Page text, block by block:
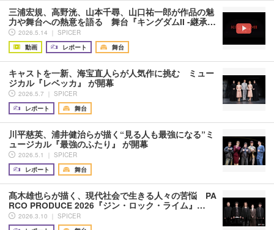
三浦宏規、高野洸、山本千尋、山口祐一郎が作品の魅
力や舞台への熱意を語る 舞台『キングダムII -継承…
2026.5.14 ｜ SPICER
動画
レポート 舞台
キャストを一新、海宝直人らが人気作に挑む ミュー
ジカル『レベッカ』 が開幕
2026.5.7 ｜ SPICER
レポート
舞台
川平慈英、浦井健治らが描く“見る人も最強になる”ミ
ュージカル『最強のふたり』 が開幕
2026.5.1 ｜ SPICER
レポート
舞台
髙木雄也らが描く、現代社会で生きる人々の苦悩 PA
RCO PRODUCE 2026『ジン・ロック・ライム』…
2026.3.10 ｜ SPICER